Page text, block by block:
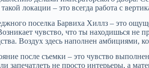
локации – это всегда работа с
поселка Барвиха Хиллз – это
чувство, что ты находишься не
Воздух здесь наполнен амбициями,
после съемки – это чувство
запечатлеть не просто интерьеры, а